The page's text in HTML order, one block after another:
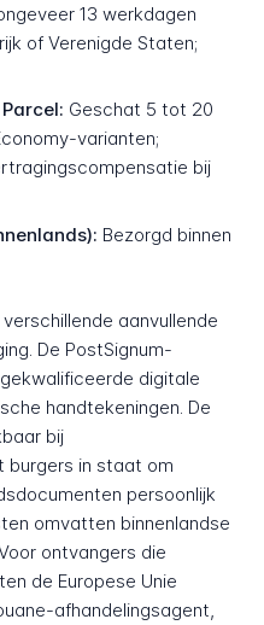
13 werkdagen
of Verenigde Staten;
Geschat 5 tot 20
varianten;
bij
Bezorgd binnen
aanvullende
De PostSignum-
digitale
handtekeningen. De
bij
in staat om
persoonlijk
omvatten binnenlandse
ontvangers die
de Europese Unie
afhandelingsagent,